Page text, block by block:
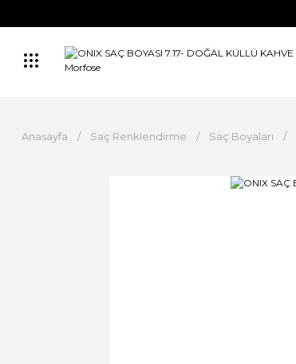
Anasayfa Saç Renklendirme Saç Boyaları